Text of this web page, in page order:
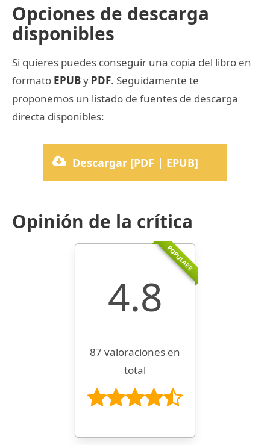
Opciones de descarga
disponibles
Si quieres puedes conseguir una copia del libro en
formato EPUBy PDF. Seguidamente te
proponemos un listado de fuentes de descarga
directa disponibles:
Descargar [PDF | EPUB]
Opinión de la crítica
POPULARR
4.8
87 valoraciones en
total